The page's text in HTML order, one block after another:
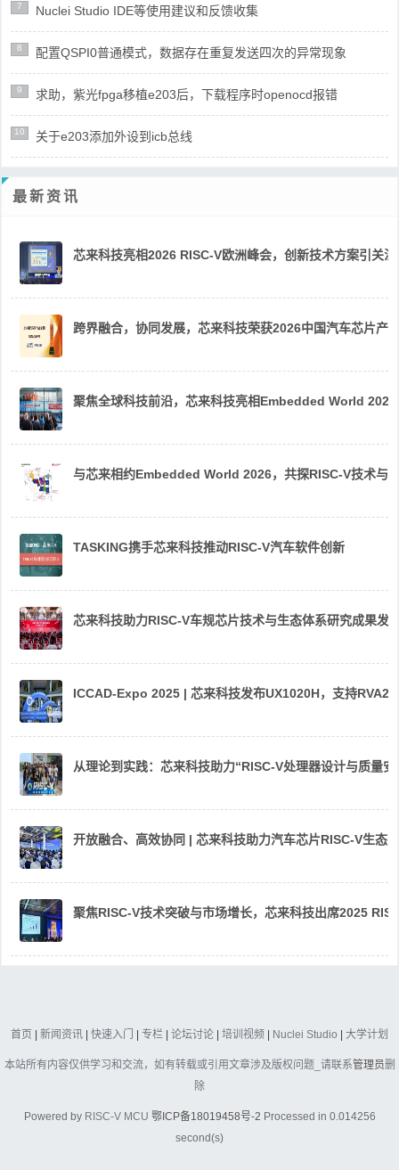
7 Nuclei Studio IDE等使用建议和反馈收集
8 配置QSPI0普通模式，数据存在重复发送四次的异常现象
9 求助，紫光fpga移植e203后，下载程序时openocd报错
10 关于e203添加外设到icb总线
最新资讯
芯来科技亮相2026 RISC-V欧洲峰会，创新技术方案引关注
跨界融合，协同发展，芯来科技荣获2026中国汽车芯片产
聚焦全球科技前沿，芯来科技亮相Embedded World 2026
与芯来相约Embedded World 2026，共探RISC-V技术与
TASKING携手芯来科技推动RISC-V汽车软件创新
芯来科技助力RISC-V车规芯片技术与生态体系研究成果发
ICCAD-Expo 2025 | 芯来科技发布UX1020H，支持
从理论到实践：芯来科技助力“RISC-V处理器设计与质量
开放融合、高效协同 | 芯来科技助力汽车芯片RISC-V生态
聚焦RISC-V技术突破与市场增长，芯来科技出席2025
首页 新闻资讯 快速入门 专栏 论坛讨论 培训视频 Nuclei Studio 大学计划
本站所有内容仅供学习和交流，如有转载或引用文章涉及版权问题_请联系管理员删
除
Powered by RISC-V MCU 鄂ICP备18019458号-2 Processed in 0.014256
second(s)